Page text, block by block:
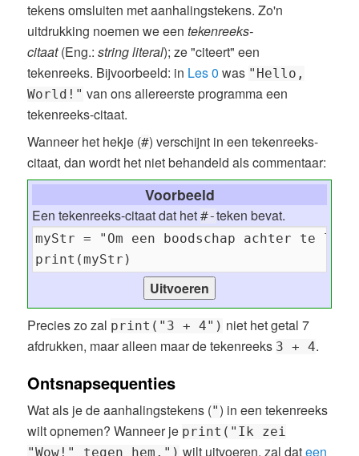
tekens omsluiten met aanhalingstekens. Zo'n
uitdrukking noemen we eentekenreeks-
citaat(Eng.:string literal); ze "citeert" een
tekenreeks. Bijvoorbeeld: in Les 0 was "Hello,
World!" van ons allereerste programma een
tekenreeks-citaat.
Wanneer het hekje (#) verschijnt in een tekenreeks-
citaat, dan wordt het niet behandeld als commentaar:
Voorbeeld
Een tekenreeks-citaat dat het#-teken bevat.
Precies zo zal print("3 + 4") niet het getal 7
afdrukken, maar alleen maar de tekenreeks 3 + 4.
Ontsnapsequenties
Wat als je de aanhalingstekens (") in een tekenreeks
wilt opnemen? Wanneer je print("Ik zei
"Wow!" tegen hem.") wilt uitvoeren, zal dateen